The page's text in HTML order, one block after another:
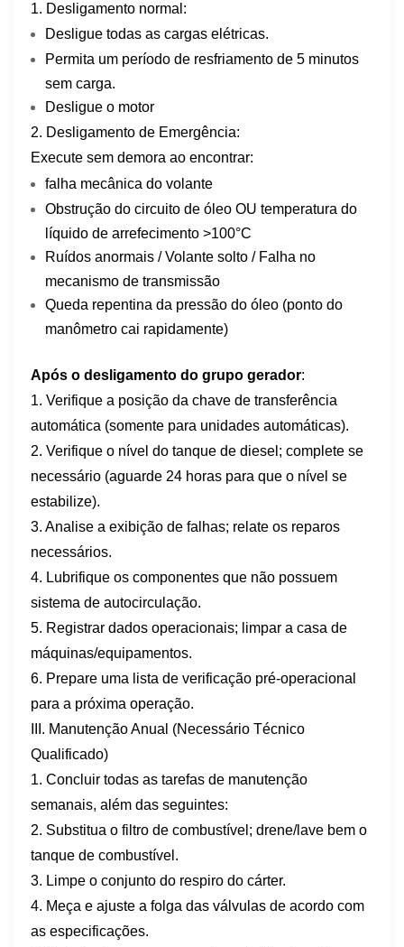
1. Desligamento normal:​​
Desligue todas as cargas elétricas.
Permita um período de resfriamento de 5 minutos
sem carga.
Desligue o motor
2. Desligamento de Emergência:​​
Execute sem demora ao encontrar:
falha mecânica do volante
Obstrução do circuito de óleo OU temperatura do
líquido de arrefecimento >100°C
Ruídos anormais / Volante solto / Falha no
mecanismo de transmissão
Queda repentina da pressão do óleo (ponto do
manômetro cai rapidamente)
Após o desligamento do grupo gerador:
1. Verifique a posição da chave de transferência
automática (somente para unidades automáticas).
2. Verifique o nível do tanque de diesel; complete se
necessário (aguarde 24 horas para que o nível se
estabilize).
3. Analise a exibição de falhas; relate os reparos
necessários.
4. Lubrifique os componentes que não possuem
sistema de autocirculação.
5. Registrar dados operacionais; limpar a casa de
máquinas/equipamentos.
6. Prepare uma lista de verificação pré-operacional
para a próxima operação.
III. Manutenção Anual (Necessário Técnico
Qualificado)
1. Concluir todas as tarefas de manutenção
semanais, além das seguintes:
2. Substitua o filtro de combustível; drene/lave bem o
tanque de combustível.
3. Limpe o conjunto do respiro do cárter.
4. Meça e ajuste a folga das válvulas de acordo com
as especificações.